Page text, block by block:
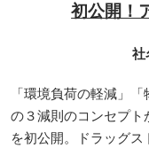
初公開！
社
「環境負荷の軽減」
の３減則のコンセプト
を初公開。ドラッグ